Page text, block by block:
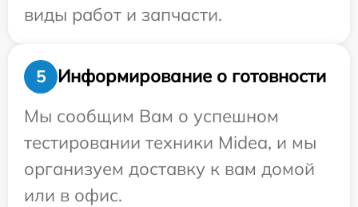
виды работ и запчасти.
5
Информирование о готовности
Мы сообщим Вам о успешном
тестировании техники Midea, и мы
организуем доставку к вам домой
или в офис.